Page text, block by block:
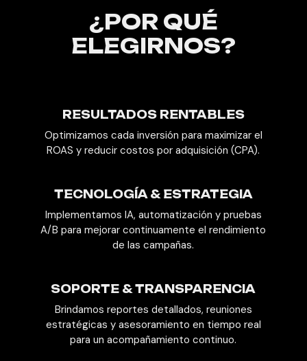
¿POR QUÉ
ELEGIRNOS?
RESULTADOS RENTABLES
Optimizamos cada inversión para maximizar el
ROAS y reducir costos por adquisición (CPA).
TECNOLOGÍA & ESTRATEGIA
Implementamos IA, automatización y pruebas
A/B para mejorar continuamente el rendimiento
de las campañas.
SOPORTE & TRANSPARENCIA
Brindamos reportes detallados, reuniones
estratégicas y asesoramiento en tiempo real
para un acompañamiento continuo.